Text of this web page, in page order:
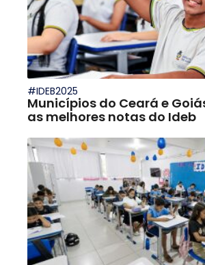
#IDEB2025
Municípios do Ceará e
as melhores notas do Ideb